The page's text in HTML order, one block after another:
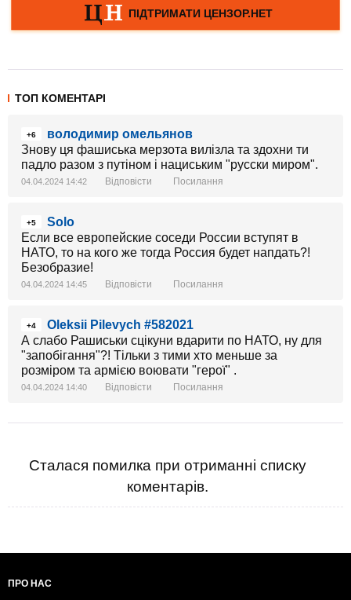
ТОП КОМЕНТАРІ
+6
володимир омельянов
Знову ця фашиська мерзота вилізла та здохни ти
падло разом з путіном і нациським "русски миром".
04.04.2024 14:42 Відповісти Посилання
+5
Solo
Если все европейские соседи России вступят в
НАТО, то на кого же тогда Россия будет напдать?!
Безобразие!
04.04.2024 14:45 Відповісти Посилання
+4
Oleksii Pilevych #582021
А слабо Рашиськи сцікуни вдарити по НАТО, ну для
"запобігання"?! Тільки з тими хто меньше за
розміром та армією воювати "герої" .
04.04.2024 14:40 Відповісти Посилання
Сталася помилка при отриманні списку
коментарів.
ПРО НАС